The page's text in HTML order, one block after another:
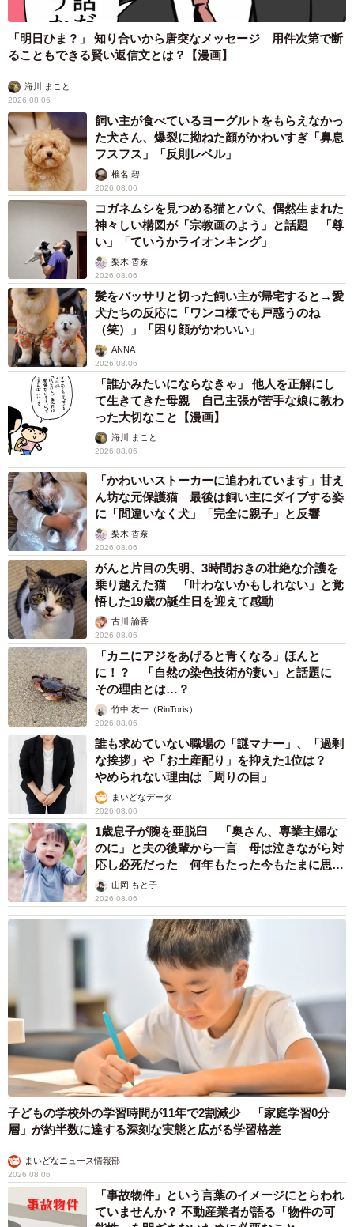
Youtubeでエヴィトンちゃんについて紹介するakiさん。
6/8
「愛でれば愛でるほどエヴィトンちゃんも愛で返してくれます（笑）」
と購入者の男性。
7/8
普段は付属のショルダーストラップを付けてショルダーバッグにしてい
ます。
気になる収容能力は、財布、カードケース、ミンティア、
香水、ハンカチ。普段は付属のショルダーストラップを付
けてショルダーバッグにして連れ歩いており、「友人と沖
「明日ひま？」 知り合いから唐突なメッセージ 用件次第で断
ることもできる賢い返信文とは？【漫画】
海川 まこと
2026.08.06
飼い主が食べているヨーグルトをもらえなかっ
た犬さん、爆裂に拗ねた顔がかわいすぎ「鼻息
フスフス」「反則レベル」
椎名 碧
2026.08.06
コガネムシを見つめる猫とパパ、偶然生まれた
神々しい構図が「宗教画のよう」と話題 「尊
い」「ていうかライオンキング」
梨木 香奈
2026.08.06
髪をバッサリと切った飼い主が帰宅すると→愛
犬たちの反応に「ワンコ様でも戸惑うのね
（笑）」「困り顔がかわいい」
ANNA
2026.08.06
「誰かみたいにならなきゃ」 他人を正解にし
て生きてきた母親 自己主張が苦手な娘に教わ
った大切なこと【漫画】
海川 まこと
2026.08.06
「かわいいストーカーに追われています」甘え
ん坊な元保護猫 最後は飼い主にダイブする姿
に「間違いなく犬」「完全に親子」と反響
梨木 香奈
2026.08.06
がんと片目の失明、3時間おきの壮絶な介護を
乗り越えた猫 「叶わないかもしれない」と覚
悟した19歳の誕生日を迎えて感動
古川 諭香
2026.08.06
「カニにアジをあげると青くなる」ほんと
に！？ 「自然の染色技術が凄い」と話題に
その理由とは…？
竹中 友一（RinToris）
2026.08.06
誰も求めていない職場の「謎マナー」、「過剰
な挨拶」や「お土産配り」を抑えた1位は？
やめられない理由は「周りの目」
まいどなデータ
2026.08.06
1歳息子が腕を亜脱臼 「奥さん、専業主婦な
のに」と夫の後輩から一言 母は泣きながら対
応し必死だった 何年もたった今もたまに思い
出し…山岡 もと子
2026.08.06
子どもの学校外の学習時間が11年で2割減少 「家庭学習0分
層」が約半数に達する深刻な実態と広がる学習格差
まいどなニュース情報部
2026.08.06
「事故物件」という言葉のイメージにとらわれ
ていませんか？ 不動産業者が語る「物件の可